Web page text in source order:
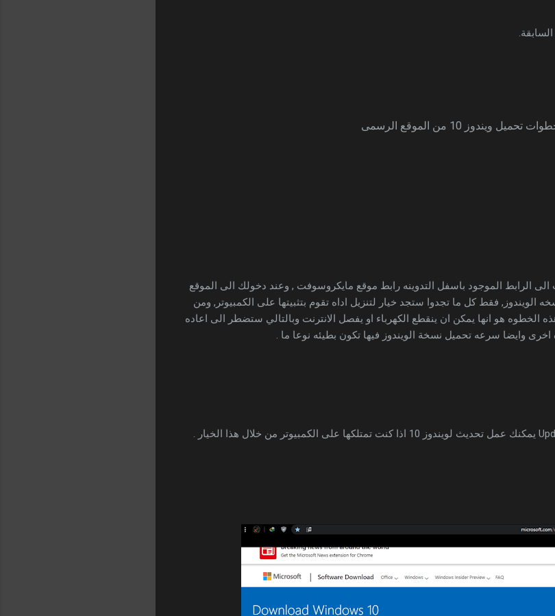
تحميل ويندوز 10 من الموقع الرسمى
الرابط الموجود باسفل التدوينه رابط موقع مايكروسوفت , وعند دخولك الى الموقع
الويندوز, فقط كل ما تجدوا ستجد خيار لتنزيل اداه تقوم بتثبيتها على الكمبيوتر, ومن
الخطوه هو انها يمكن ان ينقطع الكهرباء او يفصل الانترنت وبالتالي ستضطر الى اعاده
وايضا سرعه تحميل نسخة الويندوز فيها تكون بطيئه نوعا ما .